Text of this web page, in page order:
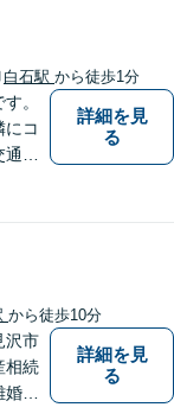
白石駅 から徒歩1分
。
にコ
の
通
幅
験豊
詳細を見
る
から徒歩10分
沢市
相続
／
詳細を見
る